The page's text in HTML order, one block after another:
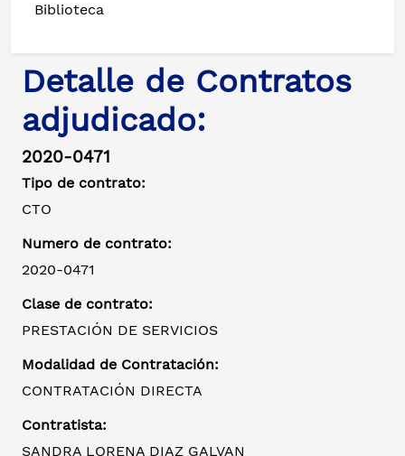
Biblioteca
Detalle de Contratos
adjudicado:
2020-0471
Tipo de contrato:
CTO
Numero de contrato:
2020-0471
Clase de contrato:
PRESTACIÓN DE SERVICIOS
Modalidad de Contratación:
CONTRATACIÓN DIRECTA
Contratista:
SANDRA LORENA DIAZ GALVAN